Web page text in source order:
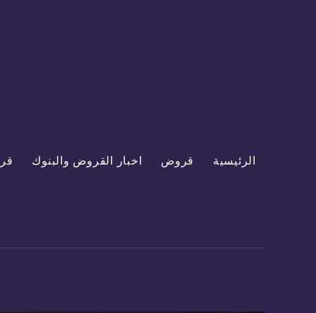
الرئيسية قروض اخبار القروض والبنوك